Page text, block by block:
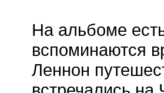
На альбоме
вспоминаются
Леннон